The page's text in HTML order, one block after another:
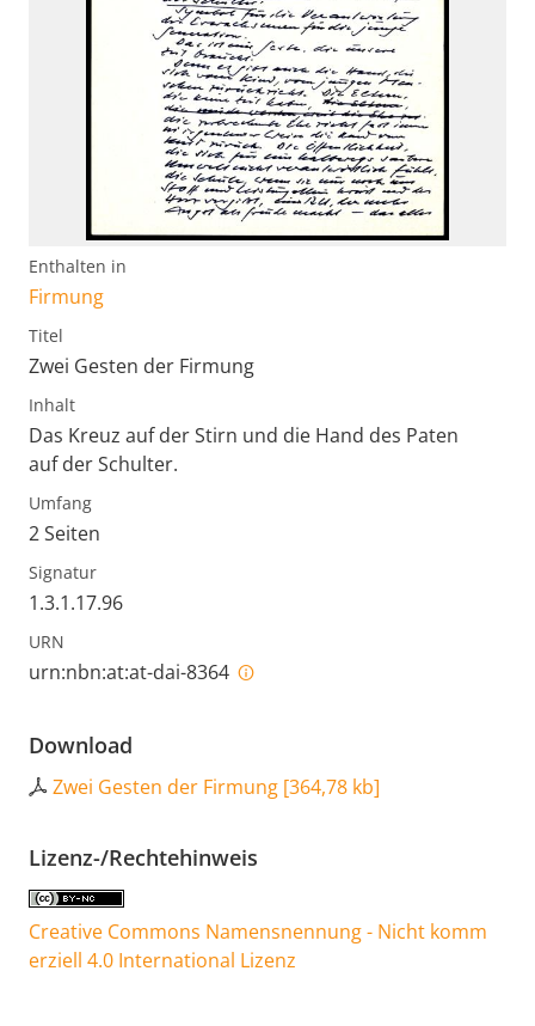
Enthalten in
Firmung
Titel
Zwei Gesten der Firmung
Inhalt
Das Kreuz auf der Stirn und die Hand des Paten
auf der Schulter.
Umfang
2 Seiten
Signatur
1.3.1.17.96
URN
urn:nbn:at:at-dai-8364
Download
Zwei Gesten der Firmung [364,78 kb]
Lizenz-/Rechtehinweis
Creative Commons Namensnennung - Nicht komm
erziell 4.0 International Lizenz